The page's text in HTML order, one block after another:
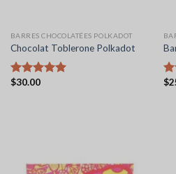
BARRES CHOCOLATÉES POLKADOT
Chocolat Toblerone Polkadot
Note5.00
$30.00 $